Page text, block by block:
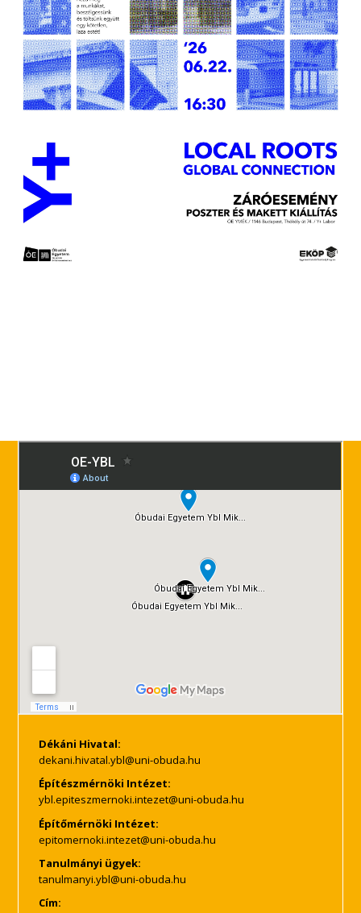
Dékáni Hivatal:
Építészmérnöki Intézet:
Építőmérnöki Intézet:
Tanulmányi ügyek:
Cím: